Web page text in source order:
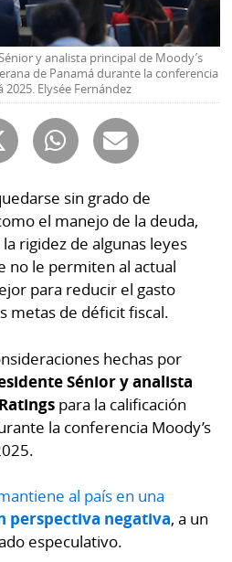
y analista principal de Moody’s
de Panamá durante la conferencia
Elysée Fernández
sin grado de
el manejo de la deuda,
rigidez de algunas leyes
no le permiten al actual
para reducir el gasto
metas de déficit fiscal.
hechas por
Sénior y analista
para la calificación
la conferencia Moody’s
al país en una
perspectiva negativa, a un
especulativo.